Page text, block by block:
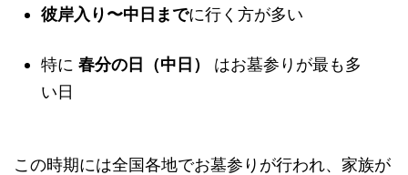
彼岸入り〜中日までに行く方が多い
特に 春分の日（中日）
はお墓参りが最も多
い日
この時期には全国各地でお墓参りが行われ、家族が